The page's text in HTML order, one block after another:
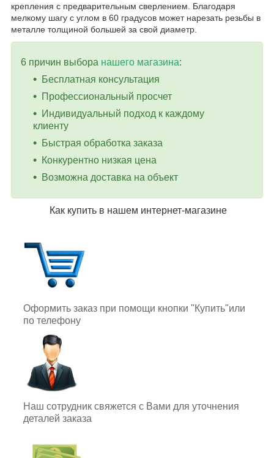
крепления с предварительным сверлением. Благодаря
мелкому шагу с углом в 60 градусов может нарезать резьбы в
металле толщиной большей за свой диаметр.
6 причин выбора нашего магазина:
Бесплатная консультация
Профессиональный просчет
Индивидуальный подход к каждому
клиенту
Быстрая обработка заказа
Конкурентно низкая цена
Возможна доставка на объект
Как купить в нашем интернет-магазине
Оформить заказ при помощи кнопки "Купить"или
по телефону
Наш сотрудник свяжется с Вами для уточнения
деталей заказа